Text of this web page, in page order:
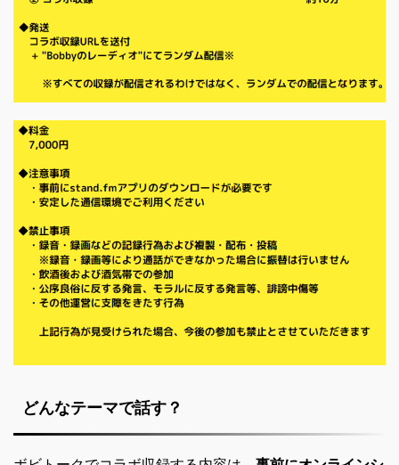
どんなテーマで話す？